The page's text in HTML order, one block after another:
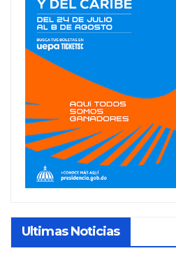
Ultimas Noticias